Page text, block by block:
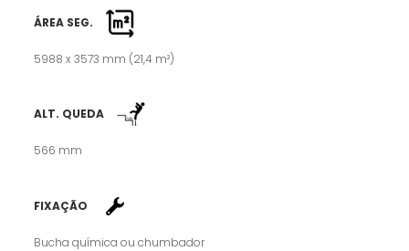
ÁREA SEG.
5988 x 3573 mm (21,4 m²)
ALT. QUEDA
566 mm
FIXAÇÃO
Bucha química ou chumbador